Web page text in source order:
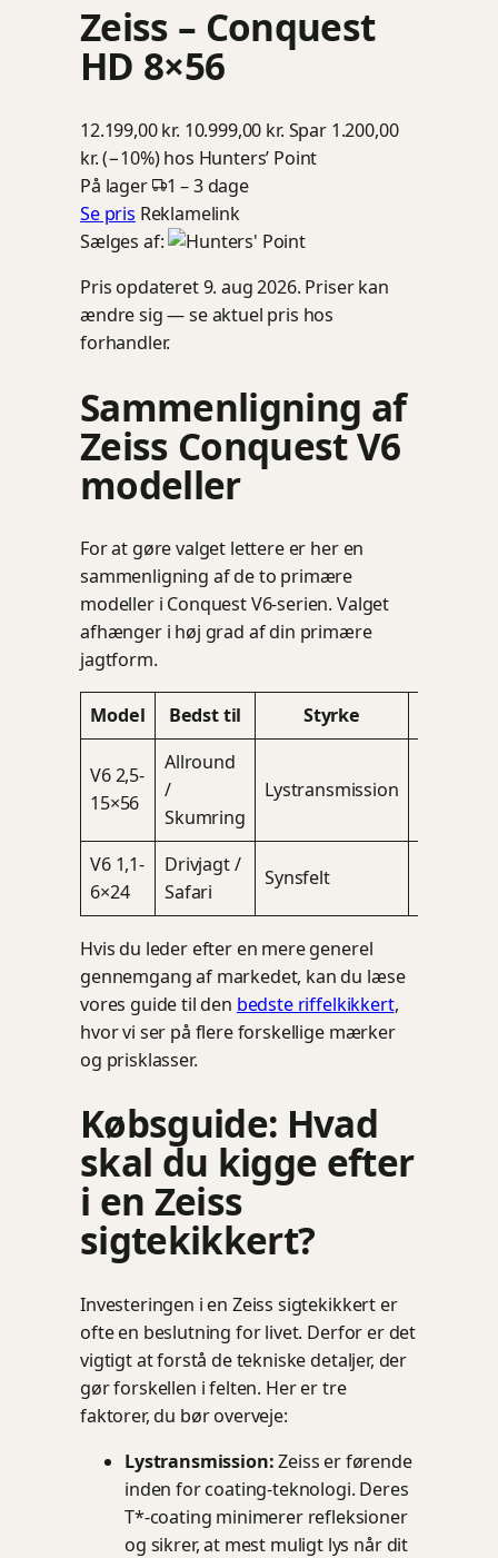
Zeiss – Conquest
HD 8×56
12.199,00 kr. 10.999,00 kr. Spar 1.200,00
kr. (−10%) hos Hunters’ Point
På lager
1 – 3 dage
Se pris Reklamelink
Sælges af:
Pris opdateret 9. aug 2026. Priser kan
ændre sig — se aktuel pris hos
forhandler.
Sammenligning af
Zeiss Conquest V6
modeller
For at gøre valget lettere er her en
sammenligning af de to primære
modeller i Conquest V6-serien. Valget
afhænger i høj grad af din primære
jagtform.
Model Bedst til Styrke
V6 2,5-
15×56
Allround
/
Skumring
Lystransmission
V6 1,1-
6×24
Drivjagt /
Safari
Synsfelt
Hvis du leder efter en mere generel
gennemgang af markedet, kan du læse
vores guide til den bedste riffelkikkert,
hvor vi ser på flere forskellige mærker
og prisklasser.
Købsguide: Hvad
skal du kigge efter
i en Zeiss
sigtekikkert?
Investeringen i en Zeiss sigtekikkert er
ofte en beslutning for livet. Derfor er det
vigtigt at forstå de tekniske detaljer, der
gør forskellen i felten. Her er tre
faktorer, du bør overveje:
Lystransmission:Zeiss er førende
inden for coating-teknologi. Deres
T*-coating minimerer refleksioner
og sikrer, at mest muligt lys når dit